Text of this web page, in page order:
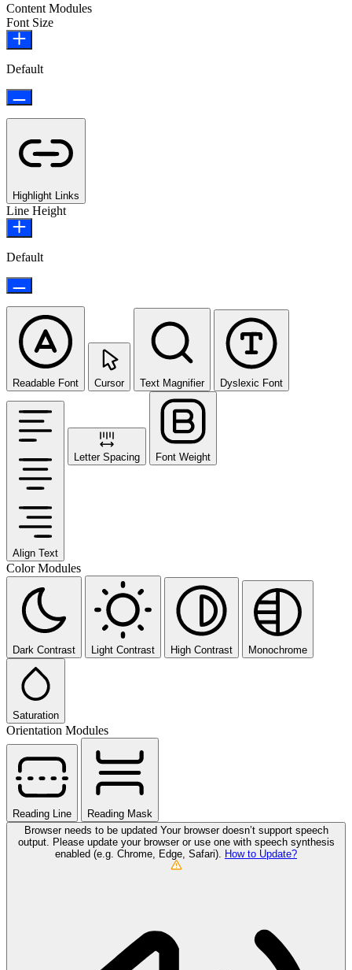
Content Modules
Font Size
Default
Highlight Links
Line Height
Default
Readable Font Cursor Text Magnifier Dyslexic Font
Align Text
Letter Spacing Font Weight
Color Modules
Dark Contrast Light Contrast High Contrast Monochrome
Saturation
Orientation Modules
Reading Line
Reading Mask
Browser needs to be updated Your browser doesn’t support speech
output. Please update your browser or use one with speech synthesis
enabled (e.g. Chrome, Edge, Safari).
How to Update?